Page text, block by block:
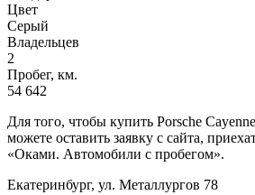
Цвет
Серый
Владельцев
2
Пробег, км.
54 642
Для того, чтобы купить Porsche
можете оставить заявку с сайта,
«Оками. Автомобили с пробегом».
Екатеринбург, ул. Металлургов 78